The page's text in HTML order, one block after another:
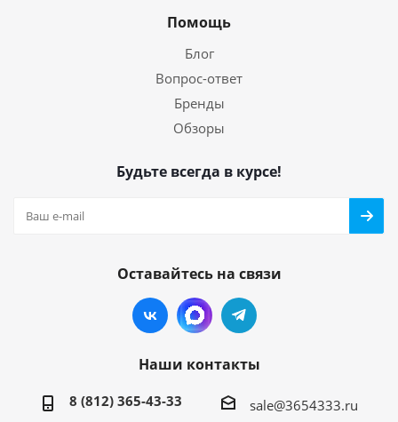
Помощь
Блог
Вопрос-ответ
Бренды
Обзоры
Будьте всегда в курсе!
Оставайтесь на связи
Наши контакты
8 (812) 365-43-33 sale@3654333.ru